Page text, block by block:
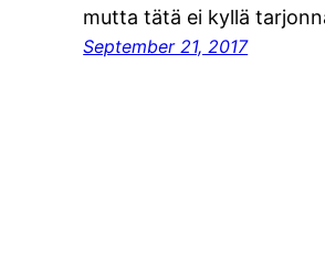
mutta tätä ei kyllä
September 21, 2017